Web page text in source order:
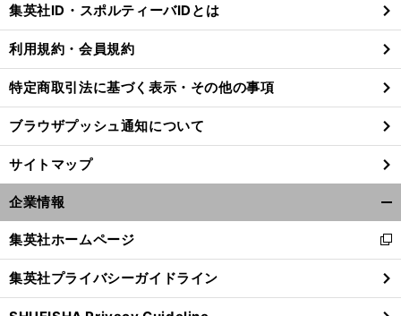
る
集英社ID・スポルティーバIDとは
利用規約・会員規約
特定商取引法に基づく表示・その他の事項
ブラウザプッシュ通知について
サイトマップ
企業情報
閉
る
集英社ホームページ
新
し
い
ウ
集英社プライバシーガイドライン